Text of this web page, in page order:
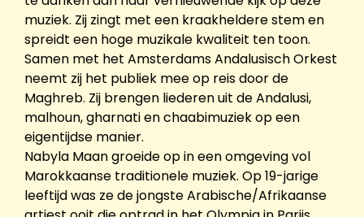
muziek. Zij zingt met een kraakheldere stem en
spreidt een hoge muzikale kwaliteit ten toon.
Samen met het Amsterdams Andalusisch Orkest
neemt zij het publiek mee op reis door de
Maghreb. Zij brengen liederen uit de Andalusi,
malhoun, gharnati en chaabimuziek op een
eigentijdse manier.
Nabyla Maan groeide op in een omgeving vol
Marokkaanse traditionele muziek. Op 19-jarige
leeftijd was ze de jongste Arabische/Afrikaanse